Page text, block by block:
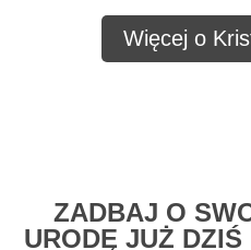
Więcej o
ZADBAJ O
URODĘ JUŻ